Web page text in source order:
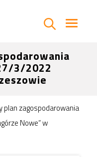
3/2022
plan zagospodarowania
Nowe” w